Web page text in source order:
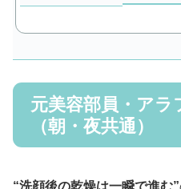
元美容部員・ア
（朝・夜共通）